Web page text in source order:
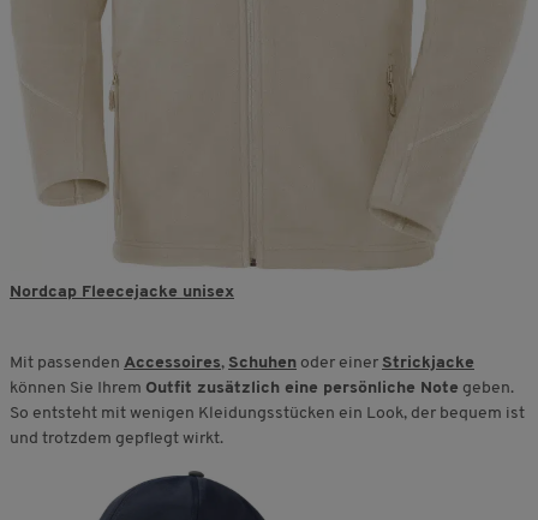
Nordcap Fleecejacke unisex
Mit passenden Accessoires, Schuhen oder einer Strickjacke
können Sie Ihrem Outfit zusätzlich eine persönliche Note geben.
So entsteht mit wenigen Kleidungsstücken ein Look, der bequem ist
und trotzdem gepflegt wirkt.